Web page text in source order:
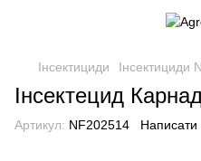
Інсектициди Інсектициди
Інсектецид
Артикул: NF202514 Написати